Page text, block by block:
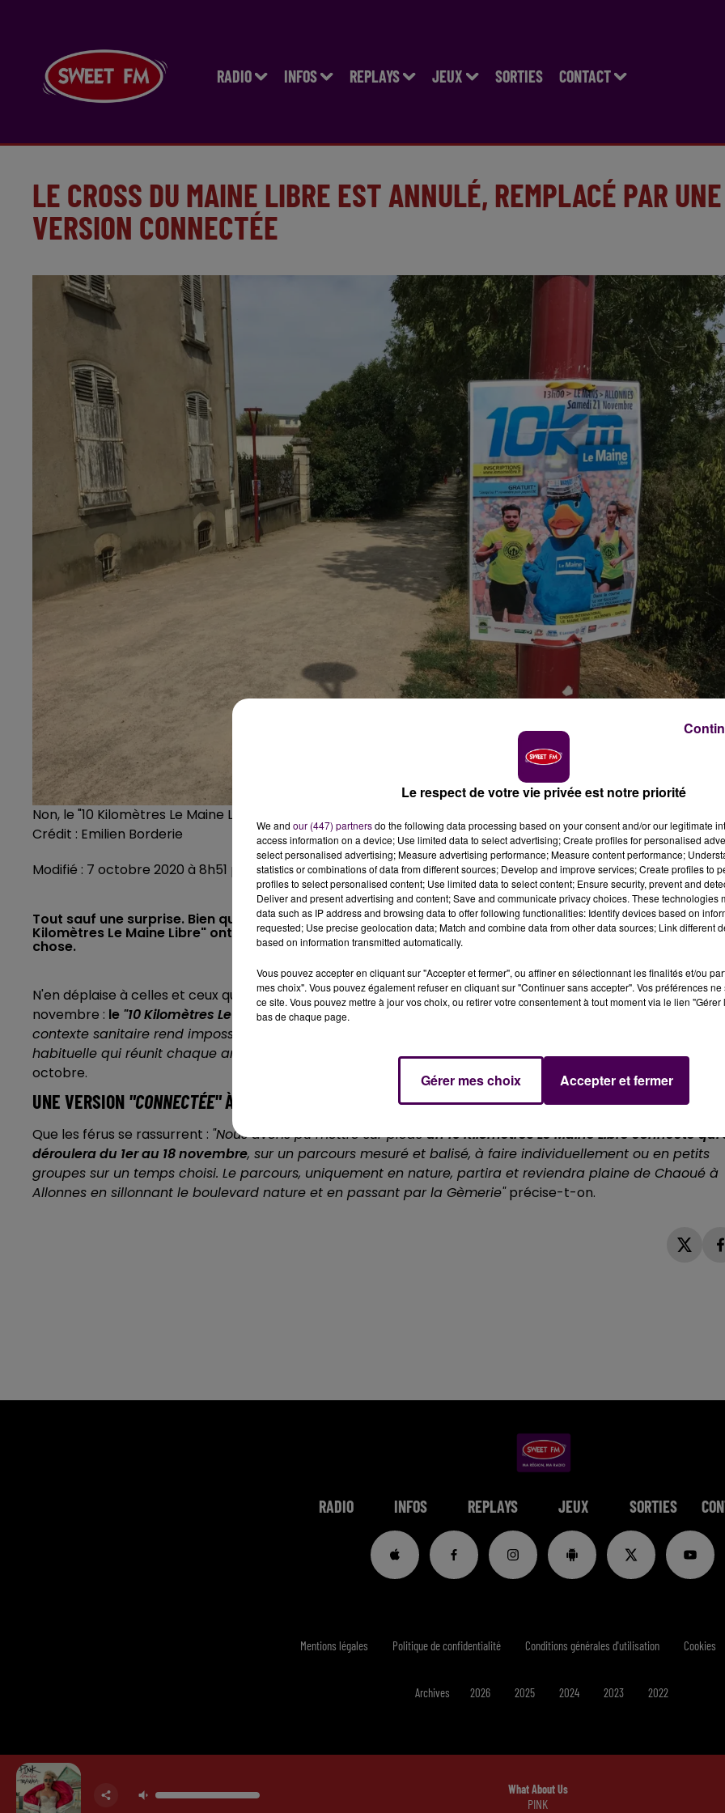
RADIO INFOS REPLAYS JEUX SORTIES CONTACT
LE CROSS DU MAINE LIBRE EST ANNULÉ, REMPLACÉ PAR UNE
VERSION CONNECTÉE
Non, le "10 Kilomètres Le Maine Libre" n'aura pas lieu le 21 novembre
Crédit : Emilien Borderie
Modifié : 7 octobre 2020 à 8h51 par La rédaction
Tout sauf une surprise. Bien que l'événement soit toujours très attendu, les organisateurs du cross "10
Kilomètres Le Maine Libre" ont dû se résoudre cette année, situation sanitaire oblige, à proposer autre
chose.
N'en déplaise à celles et ceux qui s'entraînaient depuis quelques mois en visant la journée fatidique du samedi
novembre : le "10 Kilomètres Le Maine Libre"n'aura pas lieu
contexte sanitaire rend impossible la mise en place d’une telle épreuve de masse dans sa configuration
habituelle qui réunit chaque année en moyenne 4 000 coureurs"annoncent les organisateurs ce mardi 6
octobre.
UNE VERSION "CONNECTÉE"À LA PLACE
Que les férus se rassurrent : "Nous avons pu mettre sur piedsun 10 Kilomètres Le Maine Libre connecté qui
déroulera du 1er au 18 novembre, sur un parcours mesuré et balisé, à faire individuellement ou en petits
groupes sur un temps choisi. Le parcours, uniquement en nature, partira et reviendra plaine de Chaoué à
Allonnes en sillonnant le boulevard nature et en passant par la Gèmerie"précise-t-on.
RADIO INFOS REPLAYS JEUX SORTIES
What About Us
PINK
Mentions légales Politique de confidentialité Conditions générales d'utilisation Cookies
Archives 2026 2025 2024 2023 2022
Le respect de votre vie privée est notre priorité
We and our (447) partnersdo the following data processing based on your consent and/or our legitimate
access information on a device; Use limited data to select advertising; Create profiles for personalised
select personalised advertising; Measure advertising performance; Measure content performance;
statistics or combinations of data from different sources; Develop and improve services; Create profiles to
profiles to select personalised content; Use limited data to select content; Ensure security, prevent and
Deliver and present advertising and content; Save and communicate privacy choices. These technologies
data such as IP address and browsing data to offer following functionalities: Identify devices based on
requested; Use precise geolocation data; Match and combine data from other data sources; Link different
based on information transmitted automatically.
Vous pouvez accepter en cliquant sur "Accepter et fermer", ou affiner en sélectionnant les finalités et/ou
mes choix". Vous pouvez également refuser en cliquant sur "Continuer sans accepter". Vos préférences
ce site. Vous pouvez mettre à jour vos choix, ou retirer votre consentement à tout moment via le lien
bas de chaque page.
Gérer mes choix Accepter et fermer